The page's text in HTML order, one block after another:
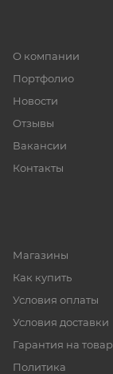
О компании
Портфолио
Новости
Отзывы
Вакансии
Контакты
Магазины
Как купить
Условия оплаты
Условия доставки
Гарантия на товар
Политика